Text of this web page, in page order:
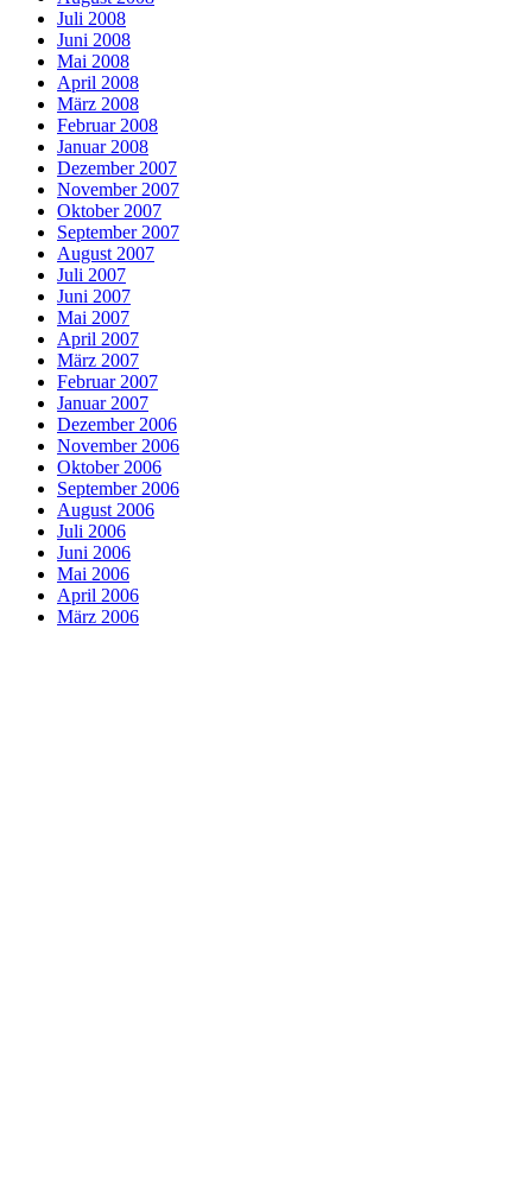
Juli 2008
Juni 2008
Mai 2008
April 2008
März 2008
Februar 2008
Januar 2008
Dezember 2007
November 2007
Oktober 2007
September 2007
August 2007
Juli 2007
Juni 2007
Mai 2007
April 2007
März 2007
Februar 2007
Januar 2007
Dezember 2006
November 2006
Oktober 2006
September 2006
August 2006
Juli 2006
Juni 2006
Mai 2006
April 2006
März 2006